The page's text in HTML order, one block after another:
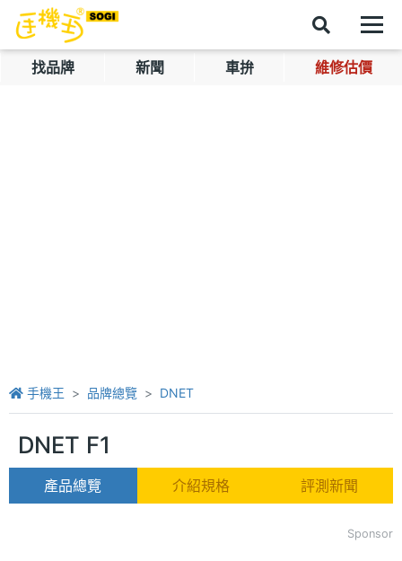
找品牌 新聞 車拚 維修估價
手機王 品牌總覽 DNET
DNET F1
產品總覽 介紹規格 評測新聞
Sponsor